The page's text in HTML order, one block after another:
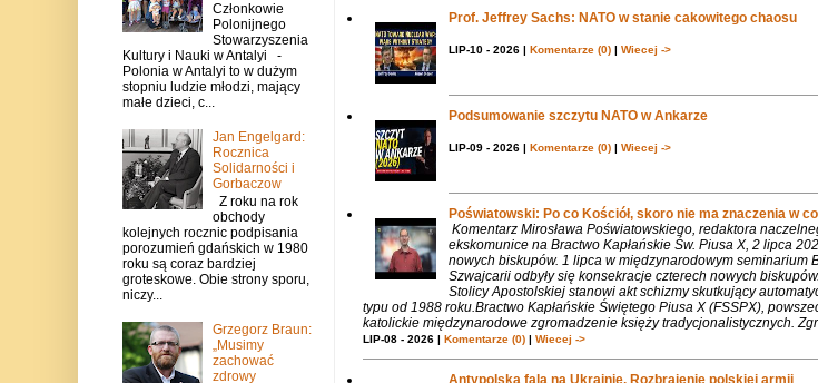
Prof. Jeffrey Sachs: NATO w stanie cakowitego chaosu
LIP-10 - 2026 | Komentarze (0)| Wiecej ->
Podsumowanie szczytu NATO w Ankarze
LIP-09 - 2026 | Komentarze (0)| Wiecej ->
Poświatowski: Po co Kościół, skoro nie ma znaczenia w
Komentarz Mirosława Poświatowskiego, redaktora
ekskomunice na Bractwo Kapłańskie Św. Piusa X, 2 lipca
nowych biskupów. 1 lipca w międzynarodowym seminarium
Szwajcarii odbyły się konsekracje czterech nowych
Stolicy Apostolskiej stanowi akt schizmy skutkujący
typu od 1988 roku.Bractwo Kapłańskie Świętego Piusa X (FSSPX),
katolickie międzynarodowe zgromadzenie księży tradycjonalistycznych.
LIP-08 - 2026 | Komentarze (0)| Wiecej ->
Antypolska fala na Ukrainie. Rozbrajenie polskiej armii
Członkowie
Polonijnego
Stowarzyszenia
Kultury i Nauki w Antalyi -
Polonia w Antalyi to w dużym
stopniu ludzie młodzi, mający
małe dzieci, c...
Jan Engelgard:
Rocznica
Solidarności i
Gorbaczow
Z roku na rok
obchody
kolejnych rocznic podpisania
porozumień gdańskich w 1980
roku są coraz bardziej
groteskowe. Obie strony sporu,
niczy...
Grzegorz Braun:
„Musimy
zachować
zdrowy